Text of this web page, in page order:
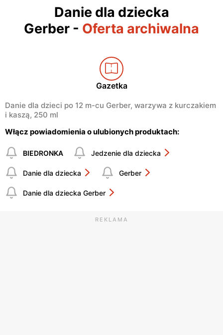
Danie dla dziecka
Gerber - Oferta archiwalna
Gazetka
Danie dla dzieci po 12 m-cu Gerber, warzywa z kurczakiem
i kaszą, 250 ml
Włącz powiadomienia o ulubionych produktach:
BIEDRONKA Jedzenie dla dziecka
Danie dla dziecka Gerber
Danie dla dziecka Gerber
REKLAMA